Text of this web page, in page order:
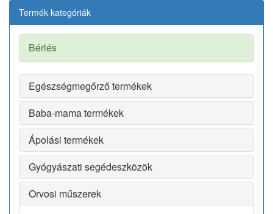
Termék kategóriák
Bérlés
Egészségmegőrző termékek
Baba-mama termékek
Ápolási termékek
Gyógyászati segédeszközök
Orvosi műszerek